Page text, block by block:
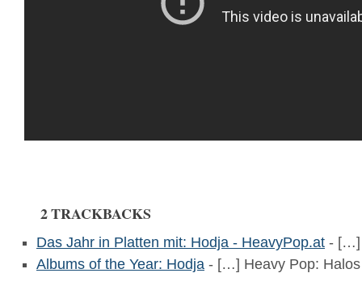
2 TRACKBACKS
Das Jahr in Platten mit: Hodja - HeavyPop.at - […]
Albums of the Year: Hodja - […] Heavy Pop: